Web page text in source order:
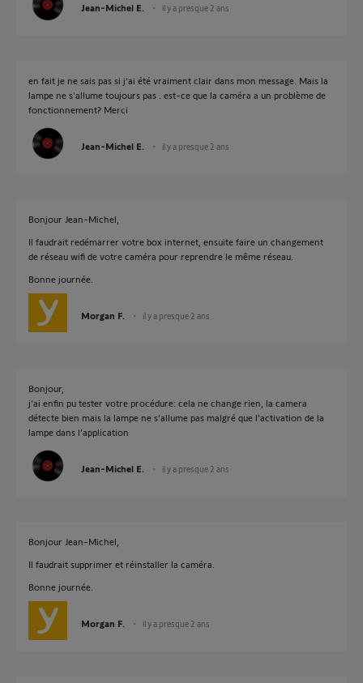
Jean-Michel E. il y a presque 2 ans
en fait je ne sais pas si j'ai été vraiment clair dans mon message. Mais la
lampe ne s'allume toujours pas . est-ce que la caméra a un problème de
fonctionnement? Merci
Jean-Michel E. il y a presque 2 ans
Bonjour Jean-Michel,
Il faudrait redémarrer votre box internet, ensuite faire un changement
de réseau wifi de votre caméra pour reprendre le même réseau.
Bonne journée.
Morgan F. il y a presque 2 ans
Bonjour,
j'ai enfin pu tester votre procédure: cela ne change rien, la camera
détecte bien mais la lampe ne s'allume pas malgré que l'activation de la
lampe dans l'application
Jean-Michel E. il y a presque 2 ans
Bonjour Jean-Michel,
Il faudrait supprimer et réinstaller la caméra.
Bonne journée.
Morgan F. il y a presque 2 ans